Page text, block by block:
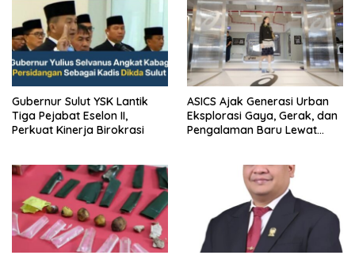
Gubernur Sulut YSK Lantik
Tiga Pejabat Eselon II,
Perkuat Kinerja Birokrasi
ASICS Ajak Generasi Urban
Eksplorasi Gaya, Gerak, dan
Pengalaman Baru Lewat